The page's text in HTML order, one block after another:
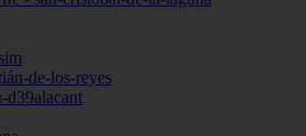
de-los-reyes
d39alacant